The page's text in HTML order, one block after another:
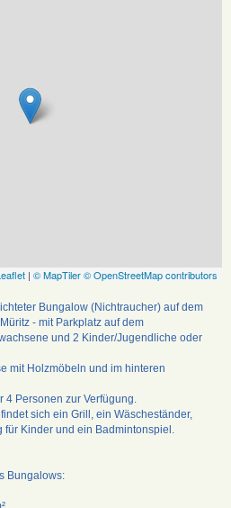
| © MapTiler© OpenStreetMap contributors
Bungalow (Nichtraucher) auf dem
- mit Parkplatz auf dem
und 2 Kinder/Jugendliche oder
mit Holzmöbeln und im hinteren
Personen zur Verfügung.
sich ein Grill, ein Wäscheständer,
Kinder und ein Badmintonspiel.
Bungalows: